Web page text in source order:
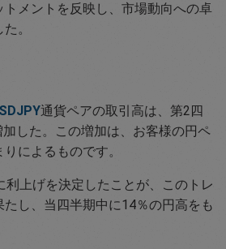
トメントを反映し、市場動向への卓
。
通貨ペアの取引高は、第2四
した。この増加は、お客様の円ペ
によるものです。
利上げを決定したことが、このトレ
し、当四半期中に14％の円高をも